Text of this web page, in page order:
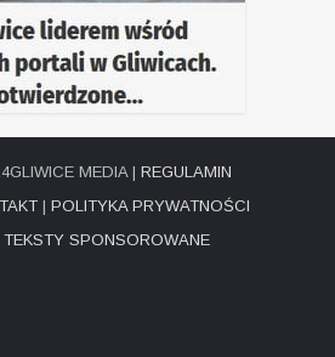
MEDIA | REGULAMIN
| POLITYKA PRYWATNOŚCI
TEKSTY SPONSOROWANE